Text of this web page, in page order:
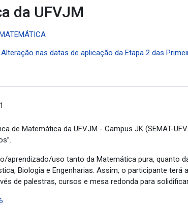
da UFVJM
Alteração nas datas de aplicação da Etapa 2 das
de Matemática da UFVJM - Campus JK (SEMAT-
aprendizado/uso tanto da Matemática pura, quanto
Biologia e Engenharias. Assim, o participante terá
de palestras, cursos e mesa redonda para